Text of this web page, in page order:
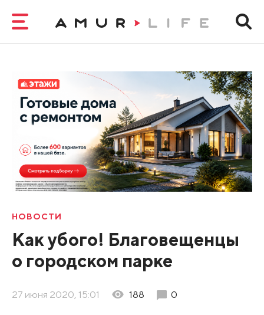
НОВОСТИ
Как убого! Благовещенцы
о городском парке
27 июня 2020, 15:01 188 0